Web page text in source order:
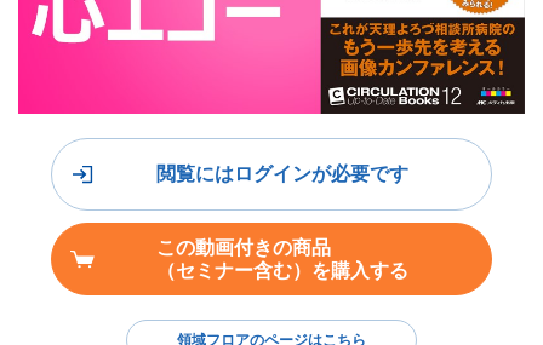
閲覧にはログインが必要です
この動画付きの商品
（セミナー含む）を購入する
領域フロアのページはこちら